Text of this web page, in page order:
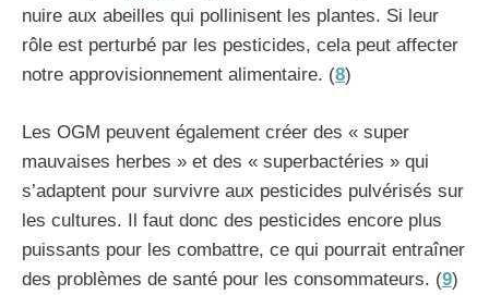
nuire aux abeilles qui pollinisent les plantes. Si leur
rôle est perturbé par les pesticides, cela peut affecter
notre approvisionnement alimentaire. (8)
Les OGM peuvent également créer des « super
mauvaises herbes » et des « superbactéries » qui
s’adaptent pour survivre aux pesticides pulvérisés sur
les cultures. Il faut donc des pesticides encore plus
puissants pour les combattre, ce qui pourrait entraîner
des problèmes de santé pour les consommateurs. (9)